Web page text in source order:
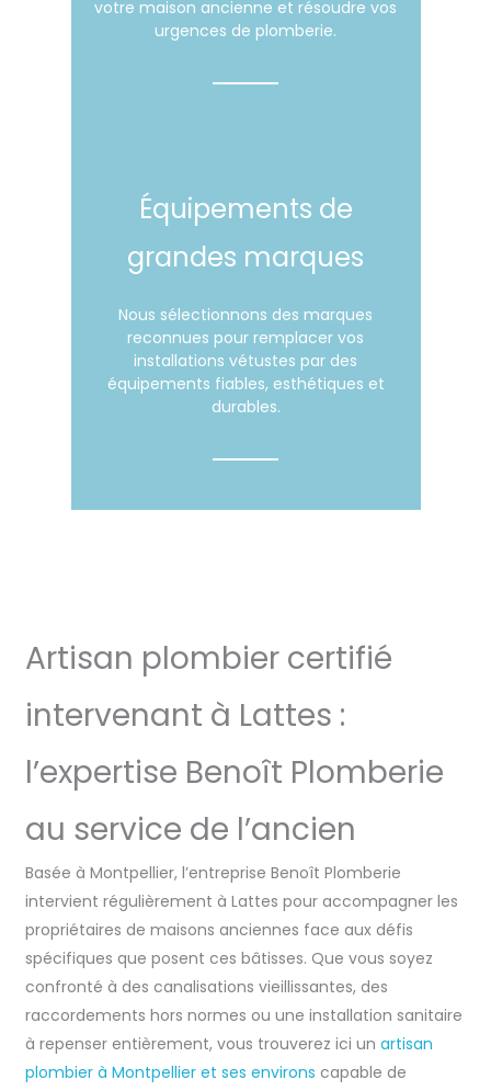
votre maison ancienne et résoudre vos
urgences de plomberie.
Équipements de
grandes marques
Nous sélectionnons des marques
reconnues pour remplacer vos
installations vétustes par des
équipements fiables, esthétiques et
durables.
Artisan plombier certifié
intervenant à Lattes :
l’expertise Benoît Plomberie
au service de l’ancien
Basée à Montpellier, l’entreprise Benoît Plomberie
intervient régulièrement à Lattes pour accompagner les
propriétaires de maisons anciennes face aux défis
spécifiques que posent ces bâtisses. Que vous soyez
confronté à des canalisations vieillissantes, des
raccordements hors normes ou une installation sanitaire
à repenser entièrement, vous trouverez ici un artisan
plombier à Montpellier et ses environs capable de